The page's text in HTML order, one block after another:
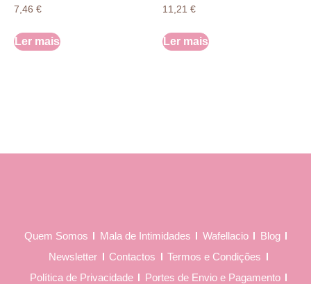
7,46 €
Ler mais
11,21 €
Ler mais
Quem Somos Mala de Intimidades Wafellacio
Blog
Newsletter
Contactos
Termos e Condições
Política de Privacidade
Portes de Envio e Pagamento